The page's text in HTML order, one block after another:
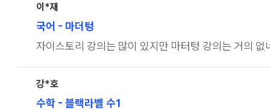
이*재
국어 - 마더텅
자이스토리 강의는 많이 있지만 마터텅 강의는 거의 없
강*호
수학 - 블랙라벨 수1